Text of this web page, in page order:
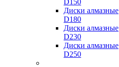
D150
Диски алмазные
D180
Диски алмазные
D230
Диски алмазные
D250